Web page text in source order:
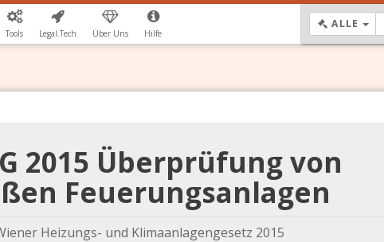
Tools Legal.Tech Über Uns Hilfe
ALLE
2015 Überprüfung von
Feuerungsanlagen
Heizungs- und Klimaanlagengesetz 2015